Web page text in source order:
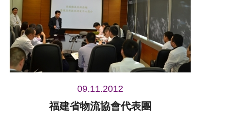
09.11.2012
福建省物流協會代表團